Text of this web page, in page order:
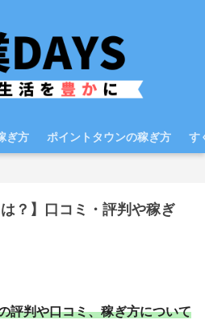
ぎ方 ポイントタウンの稼ぎ方 す
？】口コミ・評判や稼ぎ
評判や口コミ、稼ぎ方について